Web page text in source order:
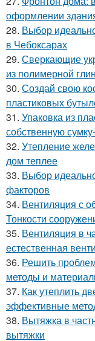
оформлении
28. Выбор
в Чебоксарах
29. Сверкающие
из полимерной
30. Создай свою
пластиковых
31. Упаковка из
собственную
32. Утепление
дом теплее
33. Выбор
факторов
34. Вентиляция с
Тонкости
35. Вентиляция в
естественная
36. Решить
методы и
37. Как утеплить
эффективные
38. Вытяжка в
вытяжки